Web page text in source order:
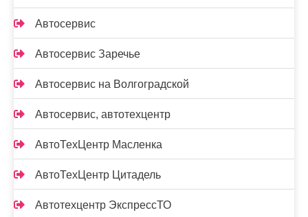
Автосервис
Автосервис Заречье
Автосервис на Волгоградской
Автосервис, автотехцентр
АвтоТехЦентр Масленка
АвтоТехЦентр Цитадель
Автотехцентр ЭкспрессТО